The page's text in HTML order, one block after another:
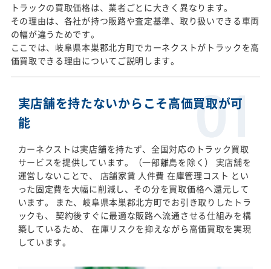
トラックの買取価格は、業者ごとに大きく異なります。
その理由は、各社が持つ販路や査定基準、取り扱いできる車両
の幅が違うためです。
ここでは、岐阜県本巣郡北方町でカーネクストがトラックを高
価買取できる理由についてご説明します。
実店舗を持たないからこそ高価買取が可
能
カーネクストは実店舗を持たず、全国対応のトラック買取
サービスを提供しています。（一部離島を除く） 実店舗を
運営しないことで、 店舗家賃 人件費 在庫管理コスト とい
った固定費を大幅に削減し、その分を買取価格へ還元して
います。 また、岐阜県本巣郡北方町でお引き取りしたトラ
ックも、 契約後すぐに最適な販路へ流通させる仕組みを構
築しているため、 在庫リスクを抑えながら高価買取を実現
しています。